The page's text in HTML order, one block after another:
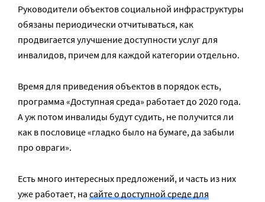
Руководители объектов социальной инфраструктуры
обязаны периодически отчитываться, как
продвигается улучшение доступности услуг для
инвалидов, причем для каждой категории отдельно.
Время для приведения объектов в порядок есть,
программа «Доступная среда» работает до 2020 года.
А уж потом инвалиды будут судить, не получится ли
как в пословице «гладко было на бумаге, да забыли
про овраги».
Есть много интересных предложений, и часть из них
уже работает, на сайте о доступной среде для